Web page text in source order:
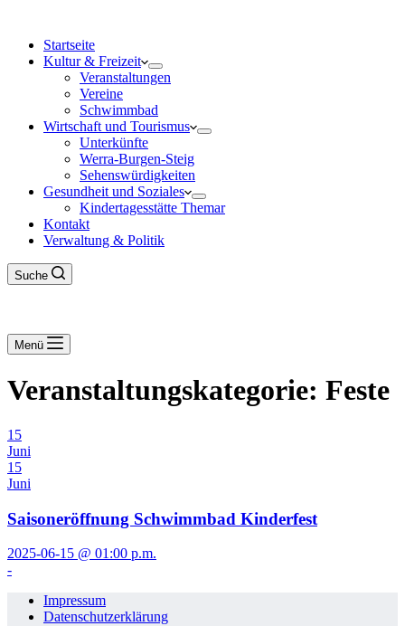
Startseite
Kultur & Freizeit
Veranstaltungen
Vereine
Schwimmbad
Wirtschaft und Tourismus
Unterkünfte
Werra-Burgen-Steig
Sehenswürdigkeiten
Gesundheit und Soziales
Kindertagesstätte Themar
Kontakt
Verwaltung & Politik
Suche
Menü
Veranstaltungskategorie: Feste
15
Juni
15
Juni
Saisoneröffnung Schwimmbad Kinderfest
2025-06-15 @ 01:00 p.m.
-
Impressum
Datenschutzerklärung